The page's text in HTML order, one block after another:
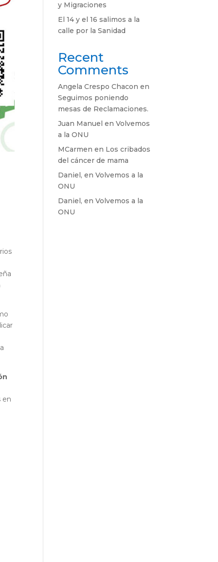
en
y Migraciones
El 14 y el 16 salimos a la
calle por la Sanidad
Recent
Comments
Angela Crespo Chacon en
Seguimos poniendo
mesas de Reclamaciones.
Juan Manuel enVolvemos
a la ONU
MCarmen en Los cribados
del cáncer de mama
Daniel, enVolvemos a la
ONU
Daniel, enVolvemos a la
ONU